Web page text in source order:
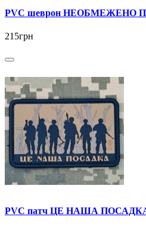
PVC шеврон НЕОБМЕЖЕНО
215грн
PVC патч ЦЕ НАША ПОСАДКА